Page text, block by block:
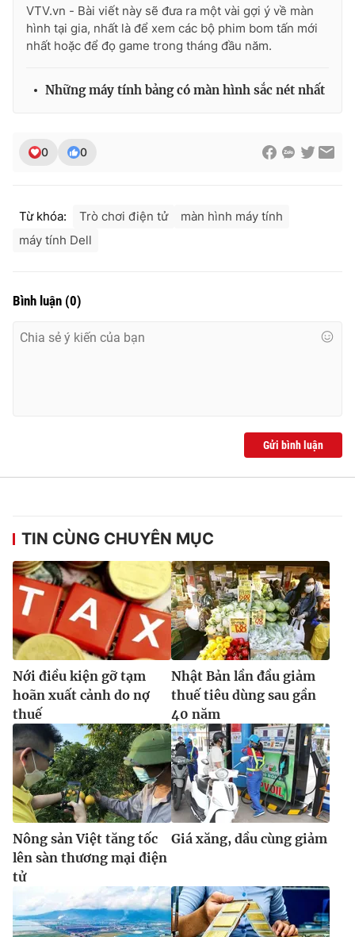
VTV.vn - Bài viết này sẽ đưa ra một vài gợi ý về màn
hình tại gia, nhất là để xem các bộ phim bom tấn mới
nhất hoặc để đọ game trong tháng đầu năm.
Những máy tính bảng có màn hình sắc nét nhất
0 0
Từ khóa: Trò chơi điện tử
màn hình máy tính
máy tính Dell
Bình luận (0)
Gửi bình luận
TIN CÙNG CHUYÊN MỤC
Nới điều kiện gỡ tạm
hoãn xuất cảnh do nợ
thuế
Nhật Bản lần đầu giảm
thuế tiêu dùng sau gần
40 năm
Nông sản Việt tăng tốc
lên sàn thương mại điện
tử
Giá xăng, dầu cùng giảm